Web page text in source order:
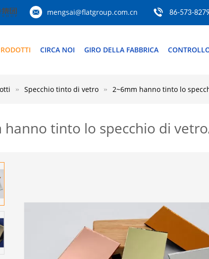
mengsai@flatgroup.com.cn 86-573-
CIRCA NOI GIRO DELLA FABBRICA
Specchio tinto di vetro 2~6mm hanno tinto lo
hanno tinto lo specchio di